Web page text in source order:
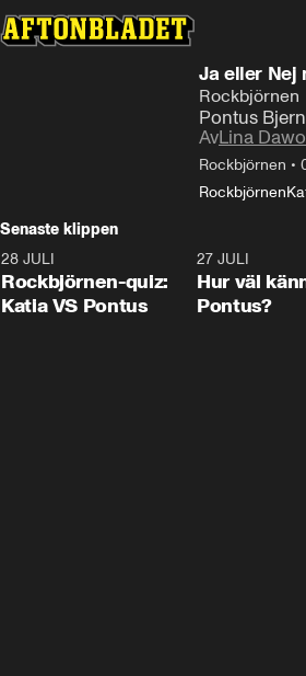
Ja eller Nej
Rockbjörnen
Pontus
AvLina
Rockbjörnen •
Rockbjörnen
Senaste klippen
0:15
28 JULI
Rockbjörnen-quiz:
Katia VS Pontus
27 JULI
Hur väl
Pontus?